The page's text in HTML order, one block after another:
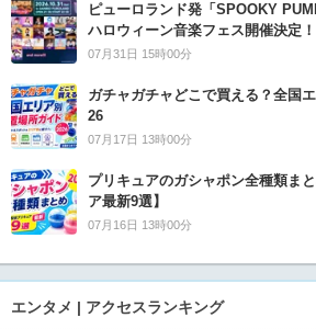
ピューロランド発「SPOOKY
ハロウィーン音楽フェス開催決定！
07月31日 15時00分
ガチャガチャどこで買える？全国
26
07月17日 13時00分
プリキュアのガシャポン全種類ま
ア最新9選】
07月16日 13時00分
エンタメ | アクセスランキング